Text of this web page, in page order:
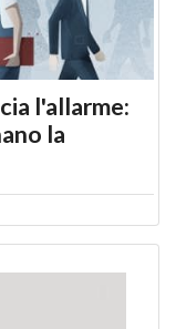
l'allarme:
la